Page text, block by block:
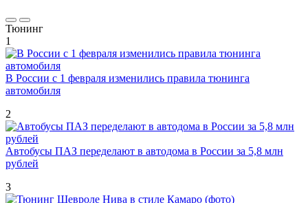
Тюнинг
1
В России с 1 февраля изменились правила тюнинга
автомобиля
2
Автобусы ПАЗ переделают в автодома в России за 5,8 млн
рублей
3